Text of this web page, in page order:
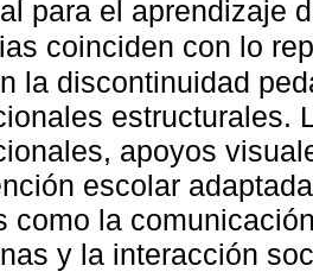
para el aprendizaje
coinciden con lo
la discontinuidad
estructurales.
apoyos
escolar
como la
y la interacción